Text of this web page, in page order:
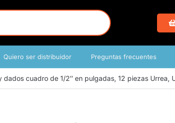
Quiero ser distribuidor Preguntas frecuentes
cuadro de 1/2″ en pulgadas, 12 piezas Urrea,